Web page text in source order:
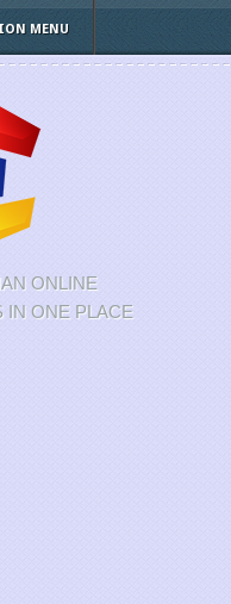
MENU
ONLINE
IN ONE PLACE